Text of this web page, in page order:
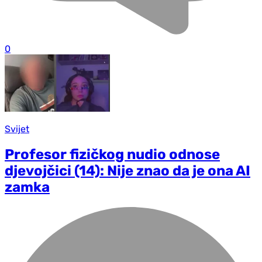
0
Svijet
Profesor fizičkog nudio odnose
djevojčici (14): Nije znao da je ona AI
zamka